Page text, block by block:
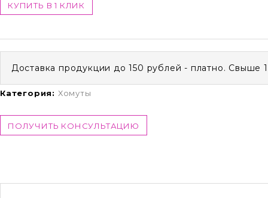
КУПИТЬ В 1 КЛИК
Доставка продукции до 150 рублей - платно. Свыше
Категория: Хомуты
ПОЛУЧИТЬ КОНСУЛЬТАЦИЮ